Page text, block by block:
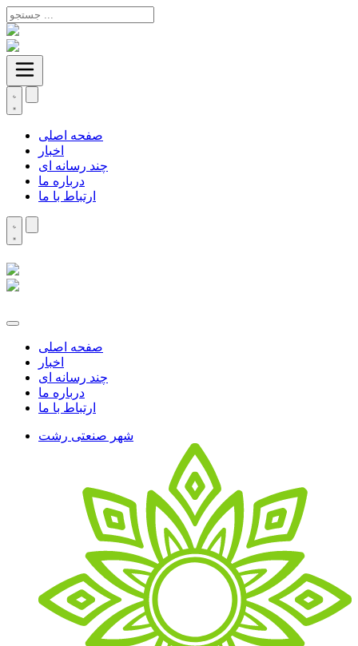
صفحه اصلی
اخبار
چند رسانه ای
درباره ما
ارتباط با ما
صفحه اصلی
اخبار
چند رسانه ای
درباره ما
ارتباط با ما
شهر صنعتی رشت